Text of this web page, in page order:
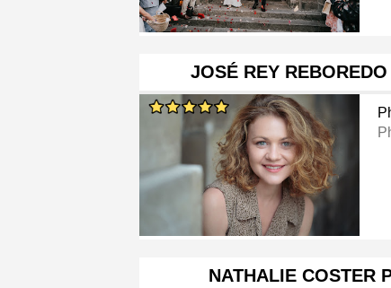
JOSÉ REY
NATHALIE COSTER